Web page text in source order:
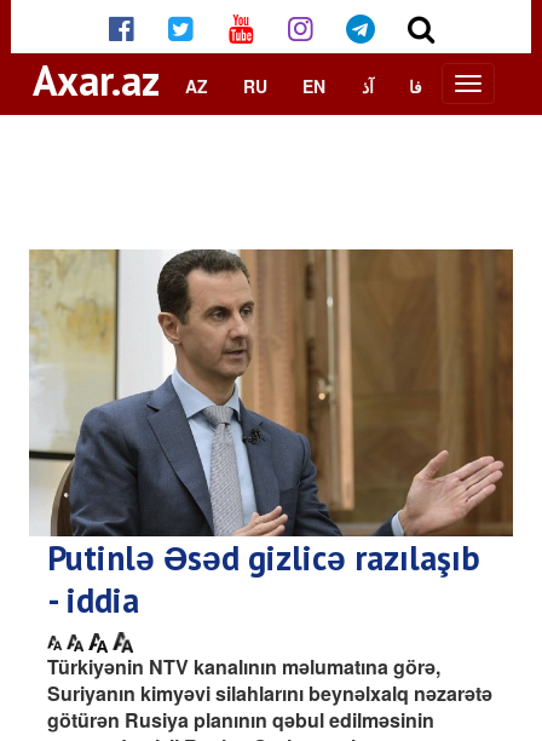
Axar.az AZ RU EN آذ فا
Putinlə Əsəd gizlicə razılaşıb
- iddia
Türkiyənin NTV kanalının məlumatına görə,
Suriyanın kimyəvi silahlarını beynəlxalq nəzarətə
götürən Rusiya planının qəbul edilməsinin